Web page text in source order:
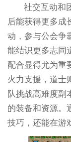
社交互动和
后能获得更多成
动，参与公会争
能结识更多志同
配合显得尤为重
火力支援，道士
队挑战高难度副
的装备和资源。
技巧，还能在游